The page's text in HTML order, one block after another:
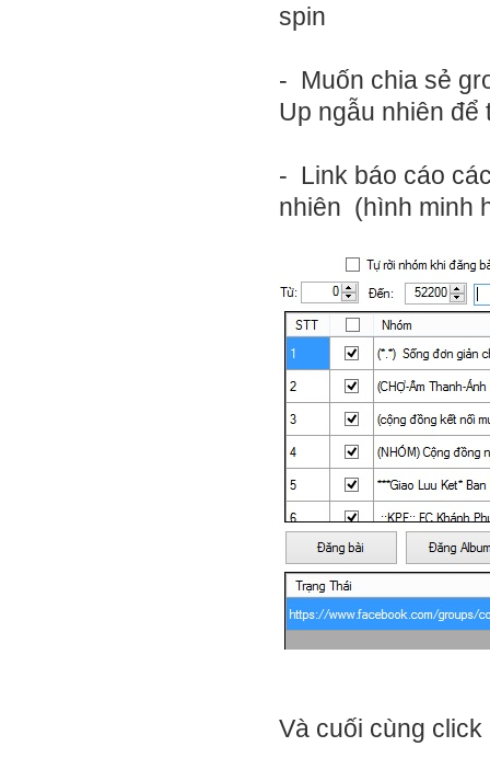
spin
- Muốn chia sẻ
Up ngẫu nhiên để
- Link báo cáo
nhiên (hình minh
Và cuối cùng click